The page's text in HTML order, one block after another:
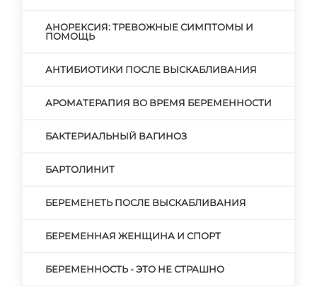
АНОРЕКСИЯ: ТРЕВОЖНЫЕ СИМПТОМЫ И
ПОМОЩЬ
АНТИБИОТИКИ ПОСЛЕ ВЫСКАБЛИВАНИЯ
АРОМАТЕРАПИЯ ВО ВРЕМЯ БЕРЕМЕННОСТИ
БАКТЕРИАЛЬНЫЙ ВАГИНОЗ
БАРТОЛИНИТ
БЕРЕМЕНЕТЬ ПОСЛЕ ВЫСКАБЛИВАНИЯ
БЕРЕМЕННАЯ ЖЕНЩИНА И СПОРТ
БЕРЕМЕННОСТЬ - ЭТО НЕ СТРАШНО